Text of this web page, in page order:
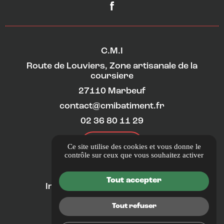
C.M.I
Route de Louviers, Zone artisanale de la
coursiere
27110 Marbeuf
contact@cmibatiment.fr
02 36 80 11 29
ITINÉRAIRE
LIENS UTILES
Informations complémentaires
Mentions légales
Politique de confidentialité
Ce site utilise des cookies et vous donne le
contrôle sur ceux que vous souhaitez activer
Tout accepter
Tout refuser